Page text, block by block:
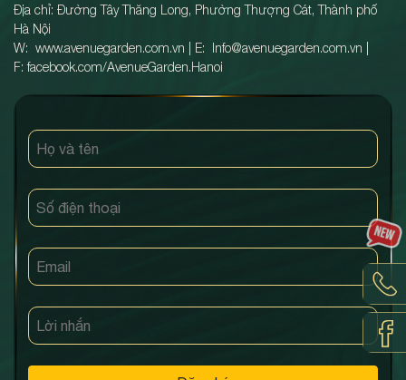
Địa chỉ: Đường Tây Thăng Long, Phường Thượng Cát, Thành phố
Hà Nội
W: www.avenuegarden.com.vn | E: Info@avenuegarden.com.vn
F: facebook.com/AvenueGarden.Hanoi